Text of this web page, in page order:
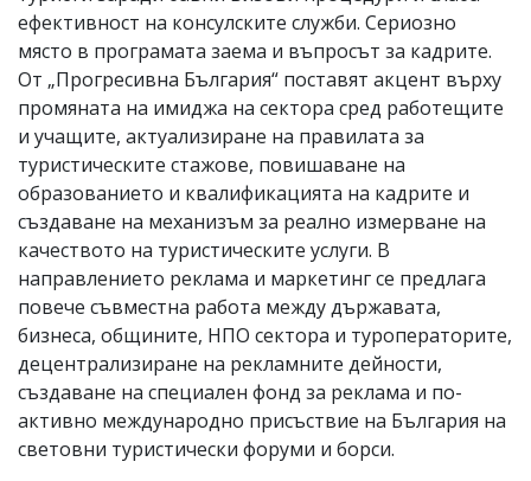
ефективност на консулските служби. Сериозно
място в програмата заема и въпросът за кадрите.
От „Прогресивна България“ поставят акцент върху
промяната на имиджа на сектора сред работещите
и учащите, актуализиране на правилата за
туристическите стажове, повишаване на
образованието и квалификацията на кадрите и
създаване на механизъм за реално измерване на
качеството на туристическите услуги. В
направлението реклама и маркетинг се предлага
повече съвместна работа между държавата,
бизнеса, общините, НПО сектора и туроператорите,
децентрализиране на рекламните дейности,
създаване на специален фонд за реклама и по-
активно международно присъствие на България на
световни туристически форуми и борси.